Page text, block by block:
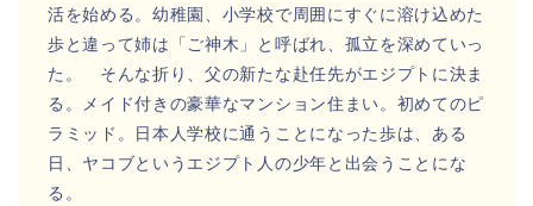
活を始める。幼稚園、小学校で周囲にすぐに溶け込めた
歩と違って姉は「ご神木」と呼ばれ、孤立を深めていっ
た。 そんな折り、父の新たな赴任先がエジプトに決ま
る。メイド付きの豪華なマンション住まい。初めてのピ
ラミッド。日本人学校に通うことになった歩は、ある
日、ヤコブというエジプト人の少年と出会うことにな
る。